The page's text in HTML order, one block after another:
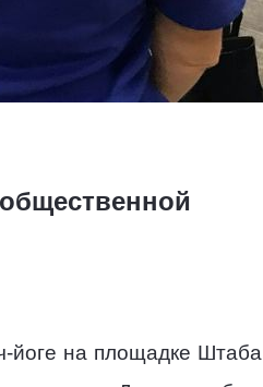
йоге на площадке Штаба